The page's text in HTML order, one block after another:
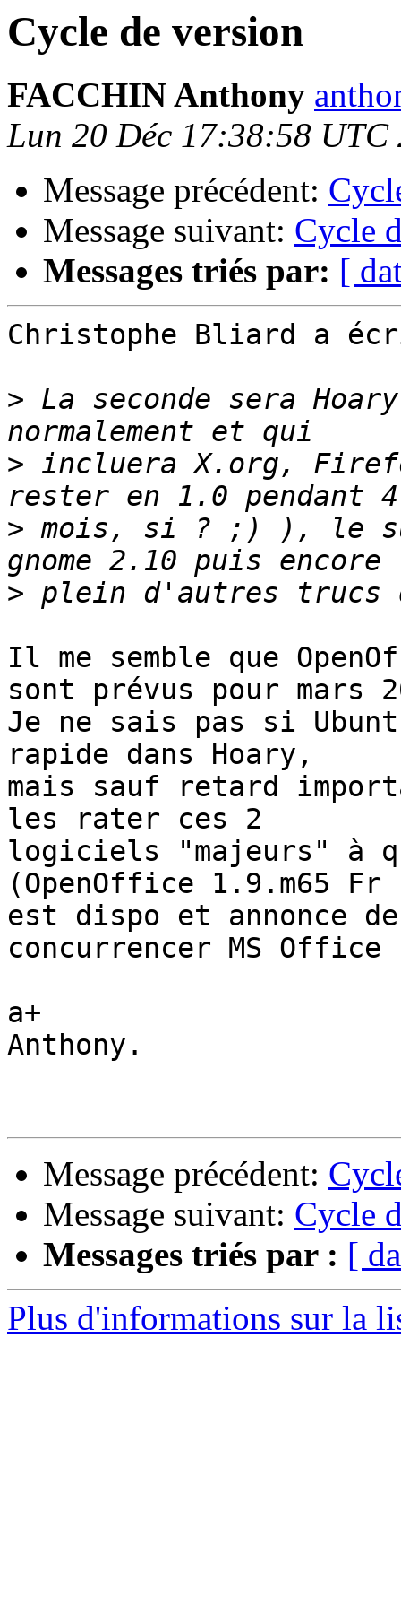
Cycle de version
FACCHIN Anthony
Lun 20 Déc 17:38:58 UTC
Message précédent:
Message suivant: Cycle
Messages triés par: [
Christophe Bliard a
> La seconde sera
> incluera X.org,
> mois, si ? ;) ), le
>
Il me semble que
sont prévus pour mars
Je ne sais pas si
rapide dans Hoary,
mais sauf retard
les rater ces 2
logiciels "majeurs" à
(OpenOffice 1.9.m65 Fr
est dispo et annonce
concurrencer MS
a+
Anthony.
Message précédent:
Message suivant: Cycle
Messages triés par : [
Plus d'informations sur la